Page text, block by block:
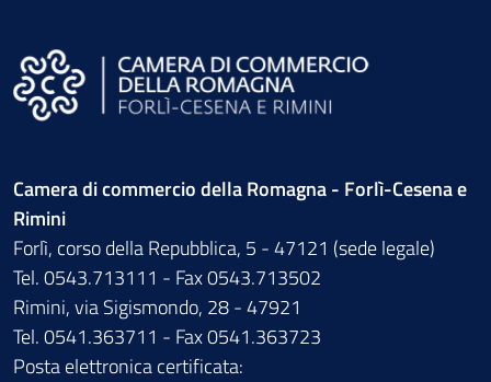
Camera di commercio della Romagna - Forlì-Cesena e
Rimini
Forlì, corso della Repubblica, 5 - 47121 (sede legale)
Tel. 0543.713111 - Fax 0543.713502
Rimini, via Sigismondo, 28 - 47921
Tel. 0541.363711 - Fax 0541.363723
Posta elettronica certificata: